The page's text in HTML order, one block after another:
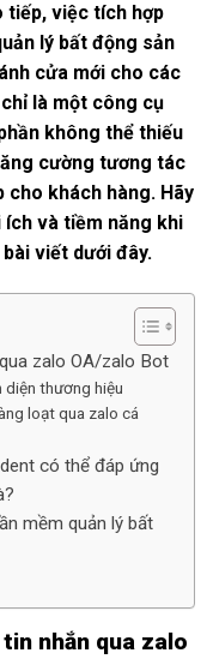
tiếp, việc tích hợp
lý bất động sản
cửa mới cho các
là một công cụ
không thể thiếu
cường tương tác
cho khách hàng. Hãy
ích và tiềm năng khi
viết dưới đây.
zalo OA/zalo Bot
diện thương hiệu
loạt qua zalo cá
có thể đáp ứng
mềm quản lý bất
nhắn qua zalo